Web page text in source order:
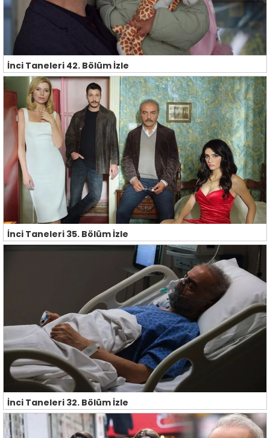
İnci Taneleri 42. Bölüm İzle
İnci Taneleri 35. Bölüm İzle
İnci Taneleri 32. Bölüm İzle